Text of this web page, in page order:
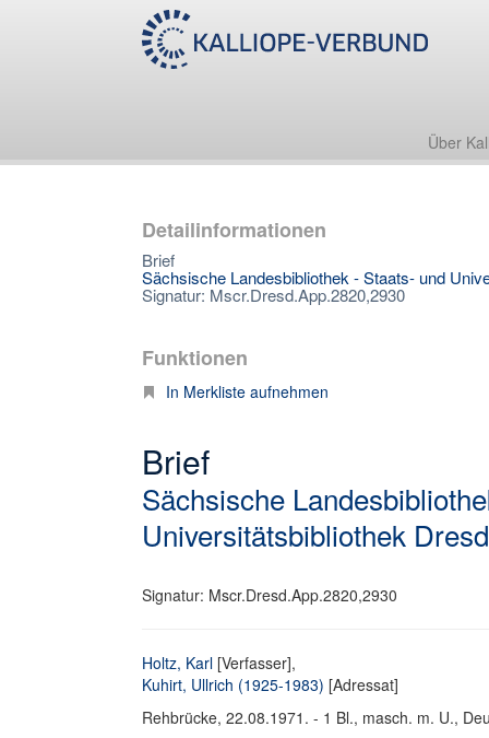
Über
Detailinformationen
Brief
Sächsische Landesbibliothek - Staats- und
Signatur: Mscr.Dresd.App.2820,2930
Funktionen
In Merkliste aufnehmen
Brief
Sächsische
Universitätsbibliothek
Signatur: Mscr.Dresd.App.2820,2930
Holtz, Karl [Verfasser],
Kuhirt, Ullrich (1925-1983) [Adressat]
Rehbrücke, 22.08.1971. - 1 Bl., masch. m. U.,